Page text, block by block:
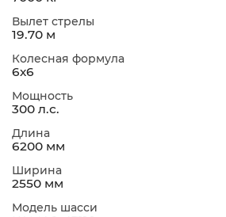
Вылет стрелы
19.70 м
Колесная формула
6х6
Мощность
300 л.с.
Длина
6200 мм
Ширина
2550 мм
Модель шасси